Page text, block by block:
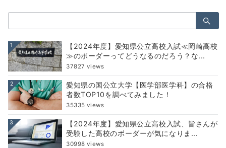
索：
1
【2024年度】愛知県公立高校入試≪岡崎高校
≫のボーダーってどうなるのだろう？な...
37827 views
2
愛知県の国公立大学【医学部医学科】の合格
者数TOP10を調べてみました！
35335 views
3
【2024年度】愛知県公立高校入試、皆さんが
受験した高校のボーダーが気になりま...
30998 views